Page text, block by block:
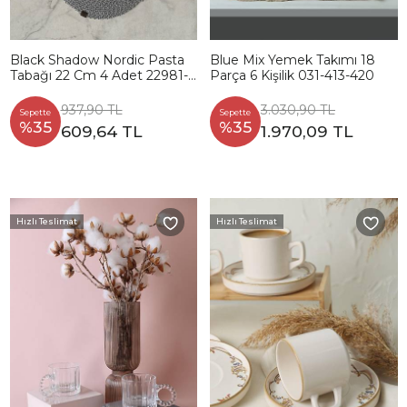
Black Shadow Nordic Pasta
Tabağı 22 Cm 4 Adet 22981-
Sepette
%35
937,90 TL
609,64 TL
Blue Mix Yemek Takımı 18
Parça 6 Kişilik 031-413-420
Sepette
%35
3.030,90 TL
1.970,09 TL
Hızlı Teslimat Hızlı Teslimat